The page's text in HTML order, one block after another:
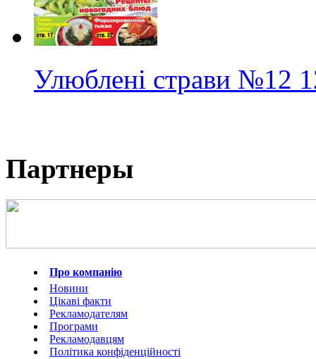
Улюблені страви №12
Партнеры
Про компанію
Новини
Цікаві факти
Рекламодателям
Програми
Рекламодавцям
Політика конфіденційності